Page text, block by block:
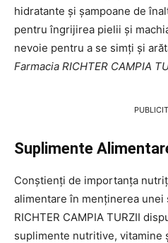
hidratante și șampoane de
pentru îngrijirea pielii și
nevoie pentru a se simți și
Farmacia RICHTER CAMPIA
Suplimente
Conștienți de importanța
alimentare în menținerea unei
RICHTER CAMPIA TURZII
suplimente nutritive, vitamine